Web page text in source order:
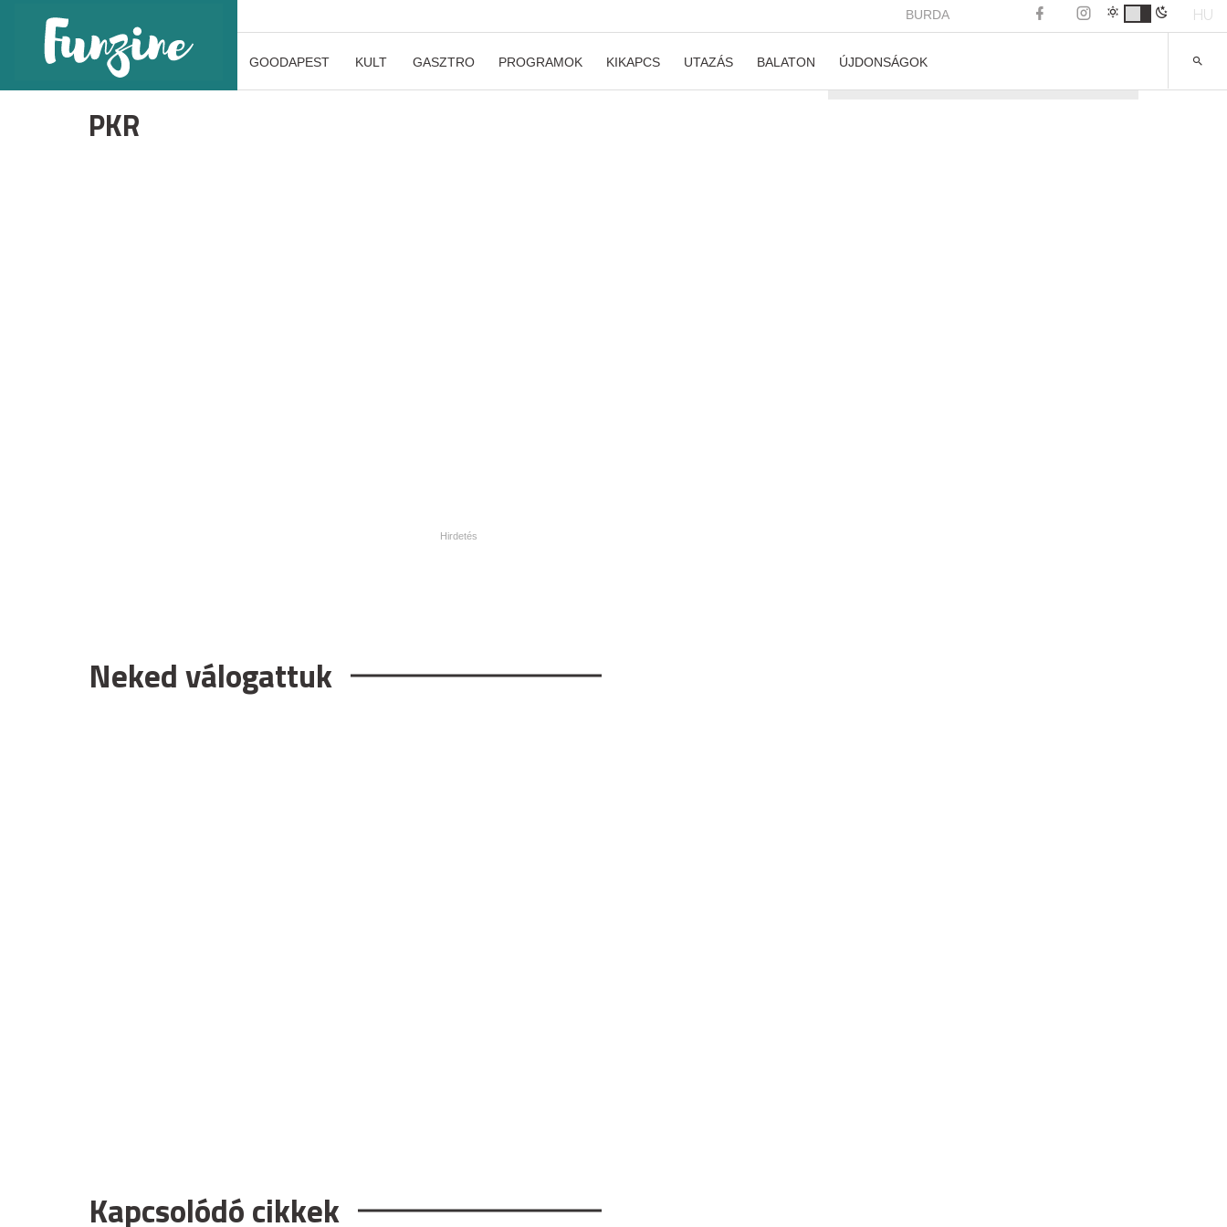
BURDA HU
GOODAPEST KULT GASZTRO PROGRAMOK KIKAPCS UTAZÁS BALATON ÚJDONSÁGOK
PKR
Neked válogattuk
Kapcsolódó cikkek